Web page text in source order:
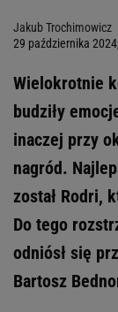
Jakub Trochimowicz
29 października
Wielokrotnie
budziły
inaczej przy
nagród.
został Rodri,
Do tego
odniósł się
Bartosz